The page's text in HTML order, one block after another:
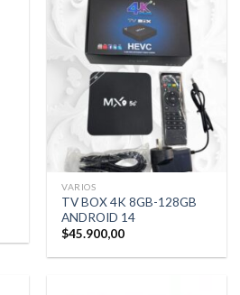
VARIOS
TV BOX 4K 8GB-128GB
ANDROID 14
$45.900,00